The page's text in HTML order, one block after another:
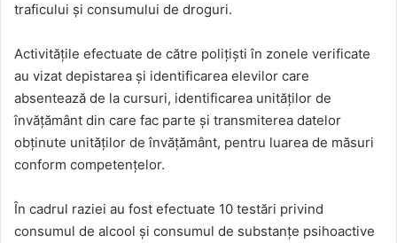
traficului și consumului de droguri.
Activitățile efectuate de către polițiști în zonele verificate
au vizat depistarea și identificarea elevilor care
absentează de la cursuri, identificarea unităților de
învățământ din care fac parte și transmiterea datelor
obținute unităților de învățământ, pentru luarea de măsuri
conform competențelor.
În cadrul raziei au fost efectuate 10 testări privind
consumul de alcool și consumul de substanțe psihoactive